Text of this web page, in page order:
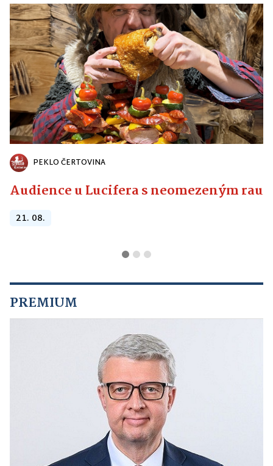
PEKLO ČERTOVINA
Audience u Lucifera s neomezeným
21. 08.
PREMIUM